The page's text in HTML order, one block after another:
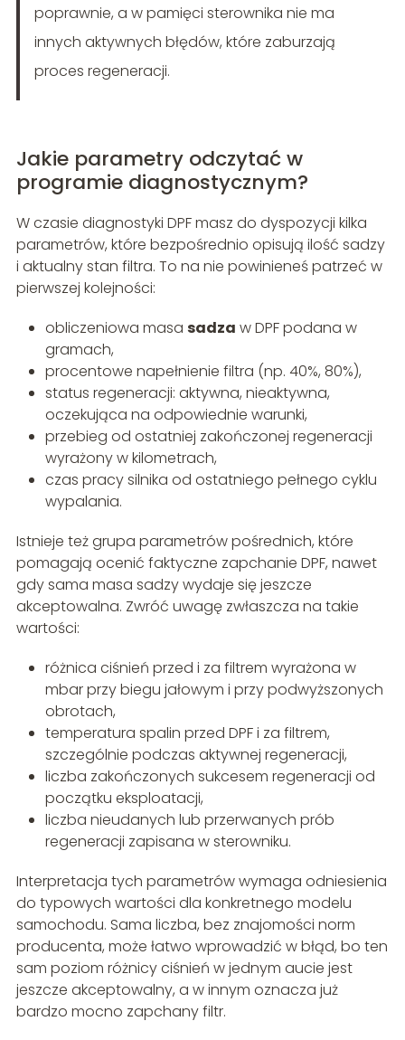
poprawnie, a w pamięci sterownika nie ma
innych aktywnych błędów, które zaburzają
proces regeneracji.
Jakie parametry odczytać w
programie diagnostycznym?
W czasie diagnostyki DPF masz do dyspozycji kilka
parametrów, które bezpośrednio opisują ilość sadzy
i aktualny stan filtra. To na nie powinieneś patrzeć w
pierwszej kolejności:
obliczeniowa masa sadza w DPF podana w
gramach,
procentowe napełnienie filtra (np. 40%, 80%),
status regeneracji: aktywna, nieaktywna,
oczekująca na odpowiednie warunki,
przebieg od ostatniej zakończonej regeneracji
wyrażony w kilometrach,
czas pracy silnika od ostatniego pełnego cyklu
wypalania.
Istnieje też grupa parametrów pośrednich, które
pomagają ocenić faktyczne zapchanie DPF, nawet
gdy sama masa sadzy wydaje się jeszcze
akceptowalna. Zwróć uwagę zwłaszcza na takie
wartości:
różnica ciśnień przed i za filtrem wyrażona w
mbar przy biegu jałowym i przy podwyższonych
obrotach,
temperatura spalin przed DPF i za filtrem,
szczególnie podczas aktywnej regeneracji,
liczba zakończonych sukcesem regeneracji od
początku eksploatacji,
liczba nieudanych lub przerwanych prób
regeneracji zapisana w sterowniku.
Interpretacja tych parametrów wymaga odniesienia
do typowych wartości dla konkretnego modelu
samochodu. Sama liczba, bez znajomości norm
producenta, może łatwo wprowadzić w błąd, bo ten
sam poziom różnicy ciśnień w jednym aucie jest
jeszcze akceptowalny, a w innym oznacza już
bardzo mocno zapchany filtr.